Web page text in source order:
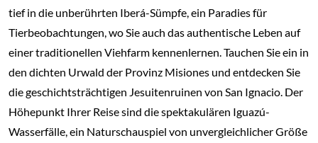
tief in die unberührten Iberá-Sümpfe, ein Paradies für
Tierbeobachtungen, wo Sie auch das authentische Leben auf
einer traditionellen Viehfarm kennenlernen. Tauchen Sie ein in
den dichten Urwald der Provinz Misiones und entdecken Sie
die geschichtsträchtigen Jesuitenruinen von San Ignacio. Der
Höhepunkt Ihrer Reise sind die spektakulären Iguazú-
Wasserfälle, ein Naturschauspiel von unvergleichlicher Größe